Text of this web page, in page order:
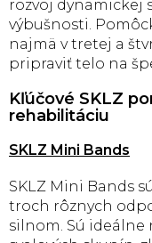
rozvoj dynamickej
výbušnosti.
najmä v tretej a
pripraviť telo na
Kľúčové SKLZ
rehabilitáciu
SKLZ Mini Bands
SKLZ Mini Bands
troch rôznych
silnom. Sú